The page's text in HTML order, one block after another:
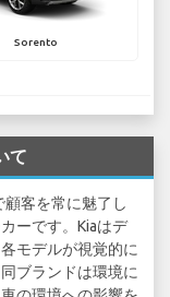
Sorento
て
客を常に魅了し
ーです。Kiaはデ
モデルが視覚的に
ブランドは環境に